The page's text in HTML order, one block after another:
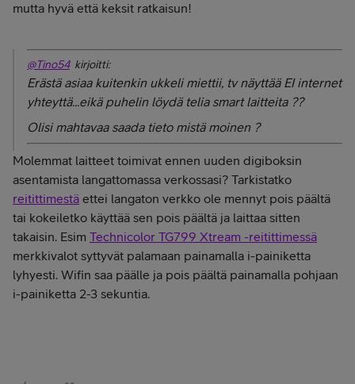
mutta hyvä että keksit ratkaisun!
@Tino54kirjoitti:
Erästä asiaa kuitenkin ukkeli miettii, tv näyttää EI internet
yhteyttä...eikä puhelin löydä telia smart laitteita ??
Olisi mahtavaa saada tieto mistä moinen ?
Molemmat laitteet toimivat ennen uuden digiboksin
asentamista langattomassa verkossasi? Tarkistatko
reitittimestä ettei langaton verkko ole mennyt pois päältä
tai kokeiletko käyttää sen pois päältä ja laittaa sitten
takaisin. Esim Technicolor TG799 Xtream -reitittimessä
merkkivalot syttyvät palamaan painamalla i-painiketta
lyhyesti. Wifin saa päälle ja pois päältä painamalla pohjaan
i-painiketta 2-3 sekuntia.